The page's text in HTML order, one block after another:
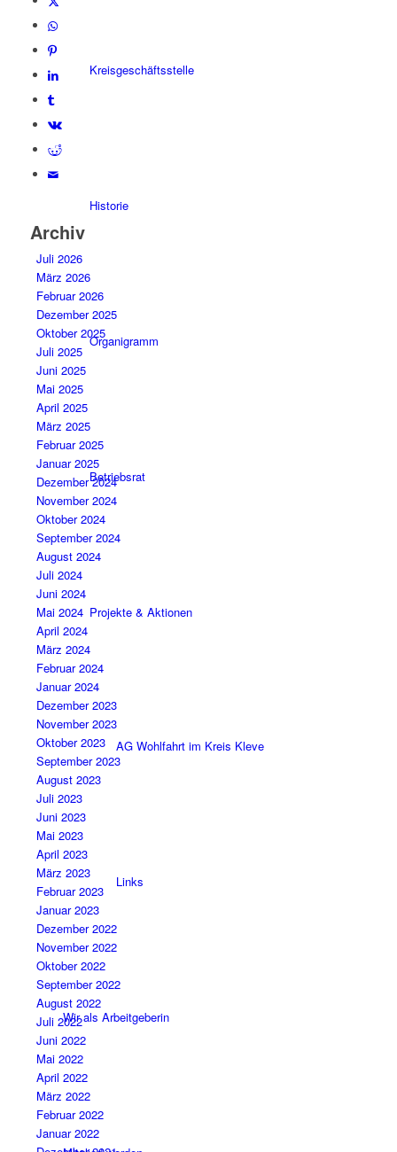
Kreisgeschäftsstelle
Historie
Organigramm
Betriebsrat
Projekte & Aktionen
AG Wohlfahrt im Kreis Kleve
Links
Wir als Arbeitgeberin
Archiv
Juli 2026
März 2026
Februar 2026
Dezember 2025
Oktober 2025
Juli 2025
Juni 2025
Mai 2025
April 2025
März 2025
Februar 2025
Januar 2025
Dezember 2024
November 2024
Oktober 2024
September 2024
August 2024
Juli 2024
Juni 2024
Mai 2024
April 2024
März 2024
Februar 2024
Januar 2024
Dezember 2023
November 2023
Oktober 2023
September 2023
August 2023
Juli 2023
Juni 2023
Mai 2023
April 2023
März 2023
Februar 2023
Januar 2023
Dezember 2022
November 2022
Oktober 2022
September 2022
August 2022
Juli 2022
Juni 2022
Mai 2022
April 2022
März 2022
Februar 2022
Januar 2022